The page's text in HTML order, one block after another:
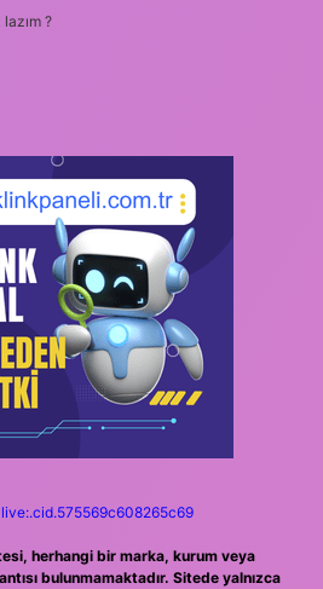
?
herhangi bir marka, kurum veya
bulunmamaktadır. Sitede yalnızca